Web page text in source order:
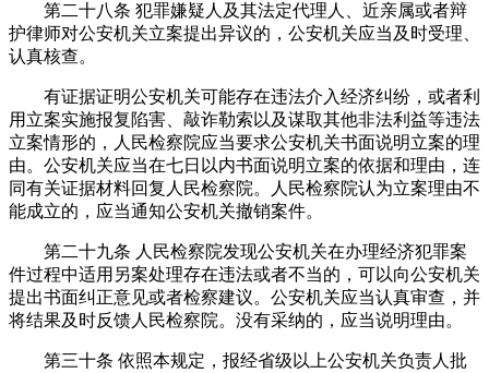
第二十八条 犯罪嫌疑人及其法定代理人、近亲属或者辩
护律师对公安机关立案提出异议的，公安机关应当及时受理、
认真核查。
有证据证明公安机关可能存在违法介入经济纠纷，或者利
用立案实施报复陷害、敲诈勒索以及谋取其他非法利益等违法
立案情形的，人民检察院应当要求公安机关书面说明立案的理
由。公安机关应当在七日以内书面说明立案的依据和理由，连
同有关证据材料回复人民检察院。人民检察院认为立案理由不
能成立的，应当通知公安机关撤销案件。
第二十九条 人民检察院发现公安机关在办理经济犯罪案
件过程中适用另案处理存在违法或者不当的，可以向公安机关
提出书面纠正意见或者检察建议。公安机关应当认真审查，并
将结果及时反馈人民检察院。没有采纳的，应当说明理由。
第三十条 依照本规定，报经省级以上公安机关负责人批